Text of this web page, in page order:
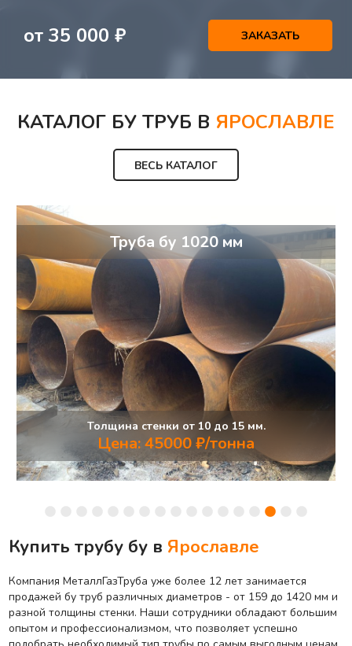
от 35 000 ₽ ЗАКАЗАТЬ
КАТАЛОГ БУ ТРУБ В ЯРОСЛАВЛЕ
ВЕСЬ КАТАЛОГ
Труба бу 1020 мм
Толщина стенки от 10 до 15 мм.
Цена: 45000 ₽/тонна
Купить трубу бу в Ярославле
Компания МеталлГазТруба уже более 12 лет занимается
продажей бу труб различных диаметров - от 159 до 1420 мм и
разной толщины стенки. Наши сотрудники обладают большим
опытом и профессионализмом, что позволяет успешно